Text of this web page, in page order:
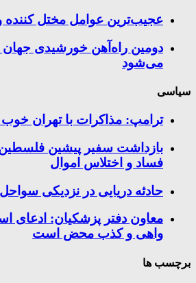
عجیب‌ترین عوامل مختل کننده
دومین راه‌آهن خورشیدی جهان
می‌شود
سیاسی
ترامپ: مذاکرات با تهران
بازداشت سفیر پیشین فلسطین
فساد و اختلاس اموال
حادثه دریایی در نزدیکی
معاون دفتر پزشکیان: ادعای
واهی و کذب محض است
برچسب ها